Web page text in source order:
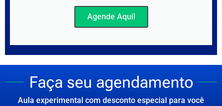
Agende Aqui!
Faça seu agendamento
Aula experimental com desconto especial para você